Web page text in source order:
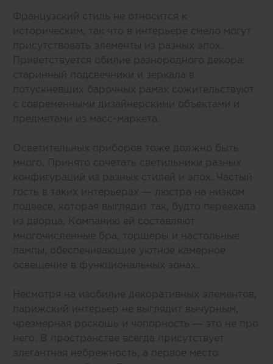
Французский стиль не относится к
историческим, так что в интерьере смело могут
присутствовать элементы из разных эпох.
Приветствуется обилие разнородного декора:
старинный подсвечники и зеркала в
потускневших барочных рамах сожительствуют
с современными дизайнерскими объектами и
предметами из масс-маркета.
Осветительных приборов тоже должно быть
много. Принято сочетать светильники разных
конфигураций из разных стилей и эпох. Частый
гость в таких интерьерах — люстра на низком
подвесе, которая выглядит так, будто переехала
из дворца. Компанию ей составляют
многочисленные бра, торшеры и настольные
лампы, обеспечивающие уютное камерное
освещение в функциональных зонах.
Несмотря на изобилие декоративных элементов,
парижский интерьер не выглядит вычурным,
чрезмерная роскошь и чопорность — это не про
него. В пространстве всегда присутствует
элегантная небрежность, а первое место